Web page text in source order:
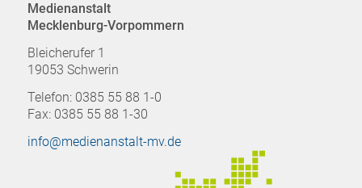
Medienanstalt
Mecklenburg-Vorpommern
Bleicherufer 1
19053 Schwerin
Telefon: 0385 55 88 1-0
Fax: 0385 55 88 1-30
info@medienanstalt-mv.de